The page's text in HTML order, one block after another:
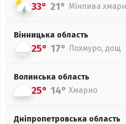
33° 21° Мінлива
Вінницька область
25° 17° Похмуро, дощ
Волинська область
25° 14° Хмарно
Дніпропетровська область